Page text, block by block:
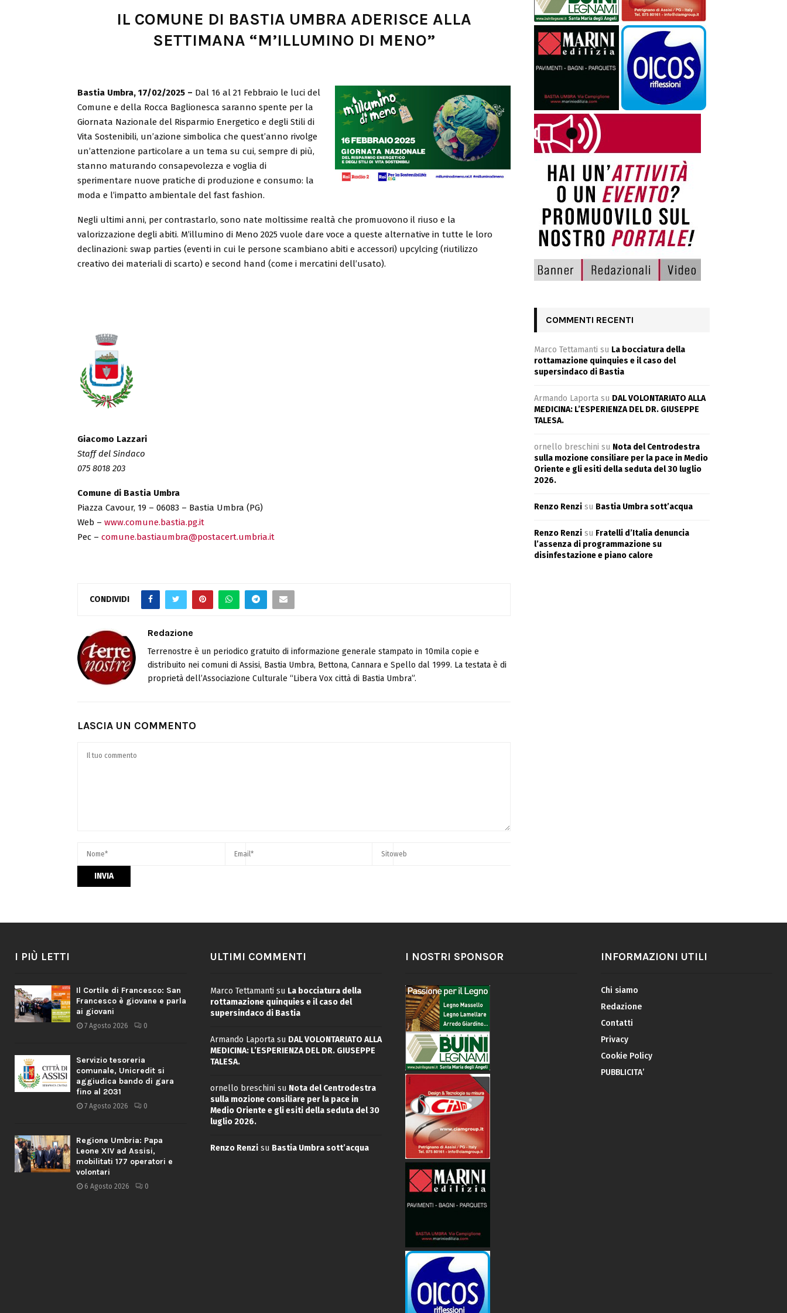
IL COMUNE DI BASTIA UMBRA ADERISCE ALLA
SETTIMANA “M’ILLUMINO DI MENO”
Bastia Umbra, 17/02/2025 – Dal 16 al 21 Febbraio le luci del
Comune e della Rocca Baglionesca saranno spente per la
Giornata Nazionale del Risparmio Energetico e degli Stili di
Vita Sostenibili, un’azione simbolica che quest’anno rivolge
un’attenzione particolare a un tema su cui, sempre di più,
stanno maturando consapevolezza e voglia di
sperimentare nuove pratiche di produzione e consumo: la
moda e l’impatto ambientale del fast fashion.
Negli ultimi anni, per contrastarlo, sono nate moltissime realtà che promuovono il riuso e la
valorizzazione degli abiti. M’illumino di Meno 2025 vuole dare voce a queste alternative in tutte le loro
declinazioni: swap parties (eventi in cui le persone scambiano abiti e accessori) upcylcing (riutilizzo
creativo dei materiali di scarto) e second hand (come i mercatini dell’usato).
Giacomo Lazzari
Staff del Sindaco
075 8018 203
Comune di Bastia Umbra
Piazza Cavour, 19 – 06083 – Bastia Umbra (PG)
Web – www.comune.bastia.pg.it
Pec – comune.bastiaumbra@postacert.umbria.it
CONDIVIDI
Redazione
Terrenostre è un periodico gratuito di informazione generale stampato in 10mila copie e
distribuito nei comuni di Assisi, Bastia Umbra, Bettona, Cannara e Spello dal 1999. La testata è di
proprietà dell’Associazione Culturale “Libera Vox città di Bastia Umbra”.
LASCIA UN COMMENTO
COMMENTI RECENTI
Marco Tettamanti su La bocciatura della
rottamazione quinquies e il caso del
supersindaco di Bastia
Armando Laporta su DAL VOLONTARIATO ALLA
MEDICINA: L’ESPERIENZA DEL DR. GIUSEPPE
TALESA.
ornello breschini su Nota del Centrodestra
sulla mozione consiliare per la pace in Medio
Oriente e gli esiti della seduta del 30 luglio
2026.
Renzo Renzi su Bastia Umbra sott’acqua
Renzo Renzi su Fratelli d’Italia denuncia
l’assenza di programmazione su
disinfestazione e piano calore
I PIÙ LETTI
Il Cortile di Francesco: San
Francesco è giovane e parla
ai giovani
7 Agosto 2026 0
Servizio tesoreria
comunale, Unicredit si
aggiudica bando di gara
fino al 2031
7 Agosto 2026 0
Regione Umbria: Papa
Leone XIV ad Assisi,
mobilitati 177 operatori e
volontari
6 Agosto 2026 0
ULTIMI COMMENTI
Marco Tettamanti su La bocciatura della
rottamazione quinquies e il caso del
supersindaco di Bastia
Armando Laportasu DAL VOLONTARIATO ALLA
MEDICINA: L’ESPERIENZA DEL DR. GIUSEPPE
TALESA.
ornello breschini su Nota del Centrodestra
sulla mozione consiliare per la pace in
Medio Oriente e gli esiti della seduta del 30
luglio 2026.
Renzo Renzisu Bastia Umbra sott’acqua
I NOSTRI SPONSOR INFORMAZIONI UTILI
Chi siamo
Redazione
Contatti
Privacy
Cookie Policy
PUBBLICITA’